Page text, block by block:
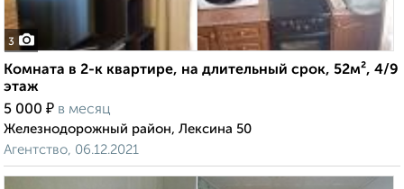
3
Комната в 2-к квартире, на длительный срок, 52м², 4/9
этаж
5 000 ₽ в месяц
Железнодорожный район, Лексина 50
Агентство, 06.12.2021